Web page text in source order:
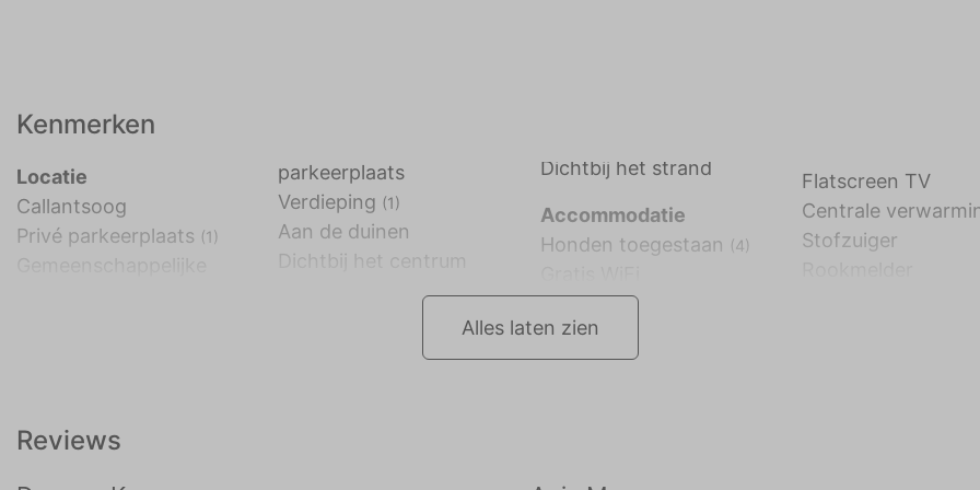
Kenmerken
Locatie
Callantsoog
Privé parkeerplaats (1)
parkeerplaats
Verdieping (1)
Aan de duinen
Dichtbij het centrum
Dichtbij het strand
Accommodatie
Honden toegestaan (4)
Flatscreen TV
Centrale
Stofzuiger
Alles laten zien
Reviews